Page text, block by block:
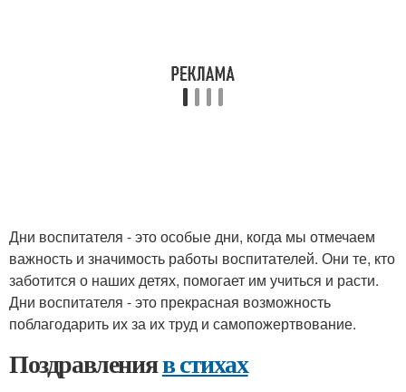
Дни воспитателя - это особые дни, когда мы отмечаем
важность и значимость работы воспитателей. Они те, кто
заботится о наших детях, помогает им учиться и расти.
Дни воспитателя - это прекрасная возможность
поблагодарить их за их труд и самопожертвование.
Поздравленияв стихах